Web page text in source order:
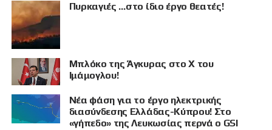
Πυρκαγιές …στο ίδιο έργο θεατές!
Μπλόκο της Άγκυρας στο X του
Ιμάμογλου!
Νέα φάση για το έργο ηλεκτρικής
διασύνδεσης Ελλάδας-Κύπρου! Στο
«γήπεδο» της Λευκωσίας περνά ο GSI